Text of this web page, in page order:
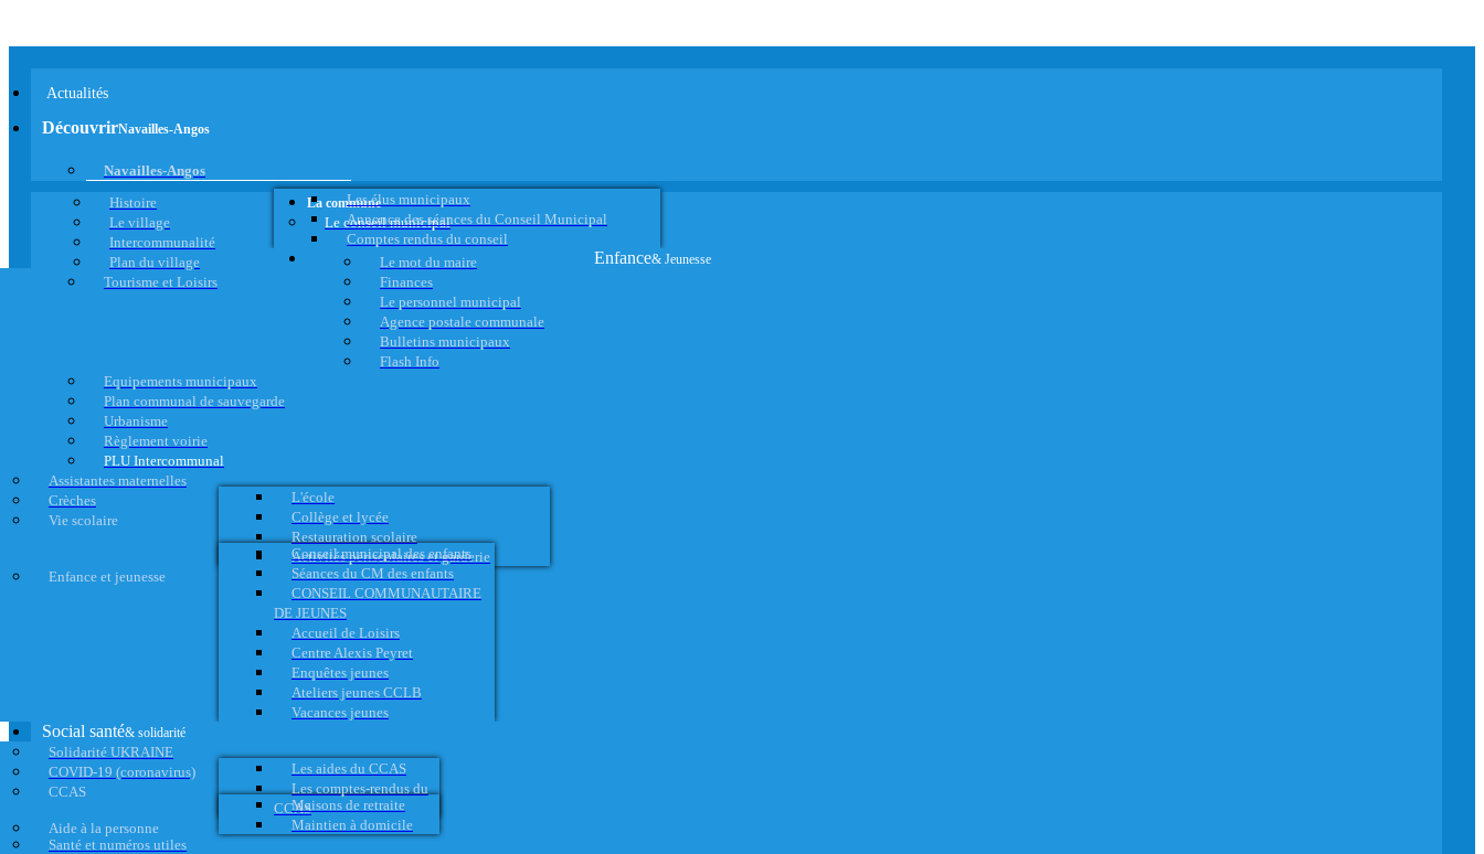
Actualités
DécouvrirNavailles-Angos
Navailles-Angos
Histoire
Le village
Intercommunalité
Plan du village
Tourisme et Loisirs
La commune
Le conseil municipal
Les élus municipaux
Annonce des séances du Conseil Municipal
Comptes rendus du conseil
Le mot du maire
Finances
Le personnel municipal
Agence postale communale
Bulletins municipaux
Flash Info
Equipements municipaux
Plan communal de sauvegarde
Urbanisme
Règlement voirie
PLU Intercommunal
Enfance& Jeunesse
Assistantes maternelles
Crèches
Vie scolaire
L'école
Collège et lycée
Restauration scolaire
Activités périscolaires et garderie
Enfance et jeunesse
Conseil municipal des enfants
Séances du CM des enfants
CONSEIL COMMUNAUTAIRE
DE JEUNES
Accueil de Loisirs
Centre Alexis Peyret
Enquêtes jeunes
Ateliers jeunes CCLB
Vacances jeunes
Social santé& solidarité
Solidarité UKRAINE
COVID-19 (coronavirus)
CCAS
Les aides du CCAS
Les comptes-rendus du
CCAS
Aide à la personne
Maisons de retraite
Maintien à domicile
Santé et numéros utiles